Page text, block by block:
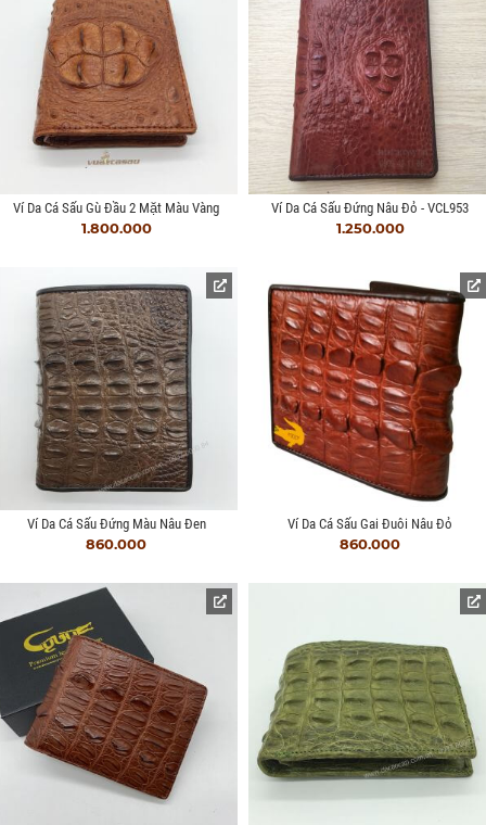
Ví Da Cá Sấu Gù Đầu 2 Mặt Màu Vàng
1.800.000
Ví Da Cá Sấu Đứng Nâu Đỏ - VCL953
1.250.000
Ví Da Cá Sấu Đứng Màu Nâu Đen
860.000
Ví Da Cá Sấu Gai Đuôi Nâu Đỏ
860.000